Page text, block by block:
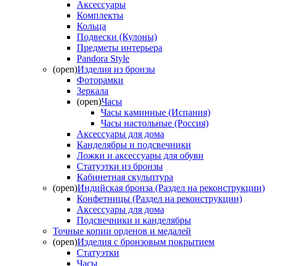
Аксессуары
Комплекты
Кольца
Подвески (Кулоны)
Предметы интерьера
Pandora Style
(open)Изделия из бронзы
Фоторамки
Зеркала
(open)Часы
Часы каминные (Испания)
Часы настольные (Россия)
Аксессуары для дома
Канделябры и подсвечники
Ложки и аксессуары для обуви
Статуэтки из бронзы
Кабинетная скульптура
(open)Индийская бронза (Раздел на реконструкции)
Конфетницы (Раздел на реконструкции)
Аксессуары для дома
Подсвечники и канделябры
Точные копии орденов и медалей
(open)Изделия с бронзовым покрытием
Статуэтки
Часы